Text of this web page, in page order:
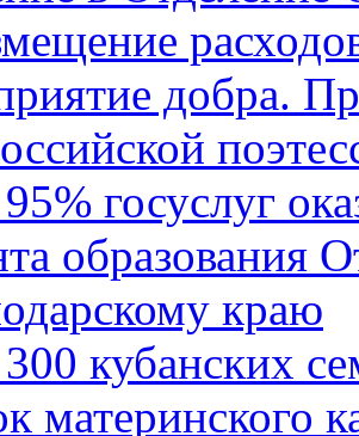
добра.
госуслуг
образования
краю
кубанских
материнского